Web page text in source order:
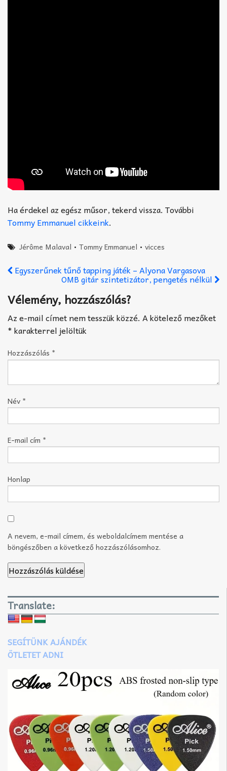
Ha érdekel az egész műsor, tekerd vissza. További
Tommy Emmanuel cikkeink.
Jérôme Malaval •Tommy Emmanuel •vicces
Egyszerűnek tűnő tapping játék – Alyona Vargasova
OMB gitár szintetizátor, pengetés nélkül
Vélemény, hozzászólás?
Az e-mail címet nem tesszük közzé. A kötelező mezőket
*karakterrel jelöltük
Hozzászólás *
Név *
E-mail cím *
Honlap
A nevem, e-mail címem, és weboldalcímem mentése a
böngészőben a következő hozzászólásomhoz.
Translate:
SEGÍTÜNK AJÁNDÉK
ÖTLETET ADNI